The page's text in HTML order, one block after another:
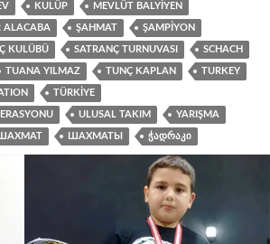
KULÜP MEVLÜT BALYIYEN
ALACABA ŞAHMAT ŞAMPIYON
KULÜBÜ SATRANÇ TURNUVASI SCHACH
TUANA YILMAZ TUNÇ KAPLAN TURKEY
TÜRKIYE
ULUSAL TAKIM YARIŞMA
ШАХМАТ ШАХМАТЫ ᲭᲐᲓᲠᲐᲙᲘ